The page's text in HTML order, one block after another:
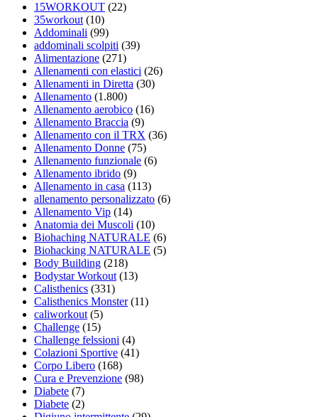
15WORKOUT (22)
35workout(10)
Addominali (99)
addominali scolpiti (39)
Alimentazione (271)
Allenamenti con elastici (26)
Allenamenti in Diretta (30)
Allenamento (1.800)
Allenamento aerobico (16)
Allenamento Braccia (9)
Allenamento con il TRX (36)
Allenamento Donne (75)
Allenamento funzionale (6)
Allenamento ibrido (9)
Allenamento in casa (113)
allenamento personalizzato (6)
Allenamento Vip (14)
Anatomia dei Muscoli (10)
Biohaching NATURALE (6)
Biohacking NATURALE (5)
Body Building (218)
Bodystar Workout(13)
Calisthenics (331)
Calisthenics Monster(11)
caliworkout(5)
Challenge (15)
Challenge felssioni (4)
Colazioni Sportive (41)
Corpo Libero (168)
Cura e Prevenzione (98)
Diabete (7)
Diabete (2)